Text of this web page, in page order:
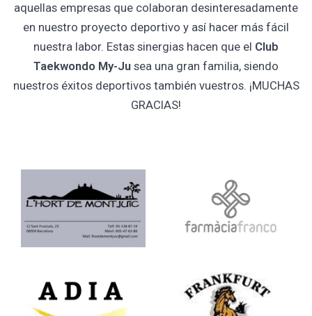
aquellas empresas que colaboran desinteresadamente
en nuestro proyecto deportivo y así hacer más fácil
nuestra labor. Estas sinergias hacen que el Club
Taekwondo My-Ju sea una gran familia, siendo
nuestros éxitos deportivos también vuestros. ¡MUCHAS
GRACIAS!